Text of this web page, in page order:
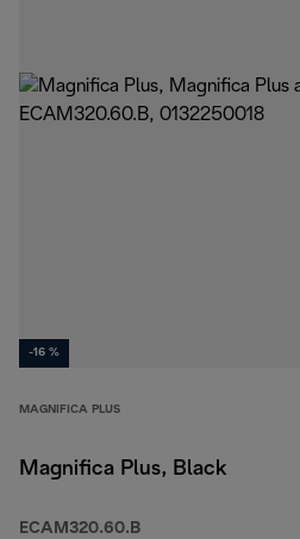
-16 %
MAGNIFICA PLUS
Magnifica Plus, Black
ECAM320.60.B